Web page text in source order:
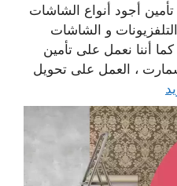
تأمين أجود أنواع الشاشات
و الشاشات
كما أننا نعمل على تأمين
، العمل على تحويل